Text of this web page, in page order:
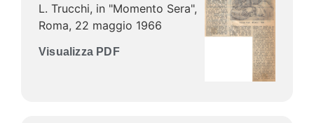
L. Trucchi, in "Momento Sera",
Roma, 22 maggio 1966
Visualizza PDF